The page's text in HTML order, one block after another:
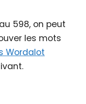
598, on peut
les mots
Wordalot